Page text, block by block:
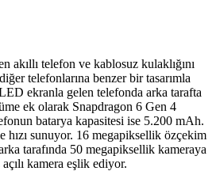
akıllı telefon ve kablosuz kulaklığını
telefonlarına benzer bir tasarımla
ekranla gelen telefonda arka tarafta
ek olarak Snapdragon 6 Gen 4
batarya kapasitesi ise 5.200 mAh.
hızı sunuyor. 16 megapiksellik özçekim
tarafında 50 megapiksellik kameraya
kamera eşlik ediyor.